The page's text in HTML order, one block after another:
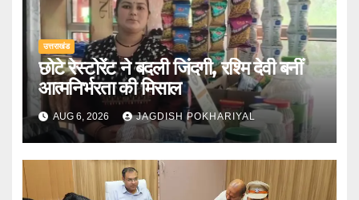
उत्तराखंड
छोटे रेस्टोरेंट ने बदली जिंदगी, रश्मि देवी बनीं
आत्मनिर्भरता की मिसाल
AUG 6, 2026 JAGDISH POKHARIYAL